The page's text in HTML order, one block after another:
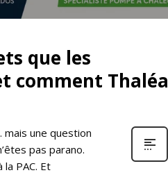
que les
comment Thaléa
mais une question
pas parano.
PAC. Et